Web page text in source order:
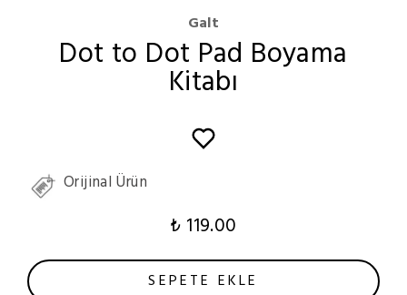
Galt
Dot to Dot Pad Boyama
Kitabı
Orijinal Ürün
₺ 119.00
SEPETE EKLE